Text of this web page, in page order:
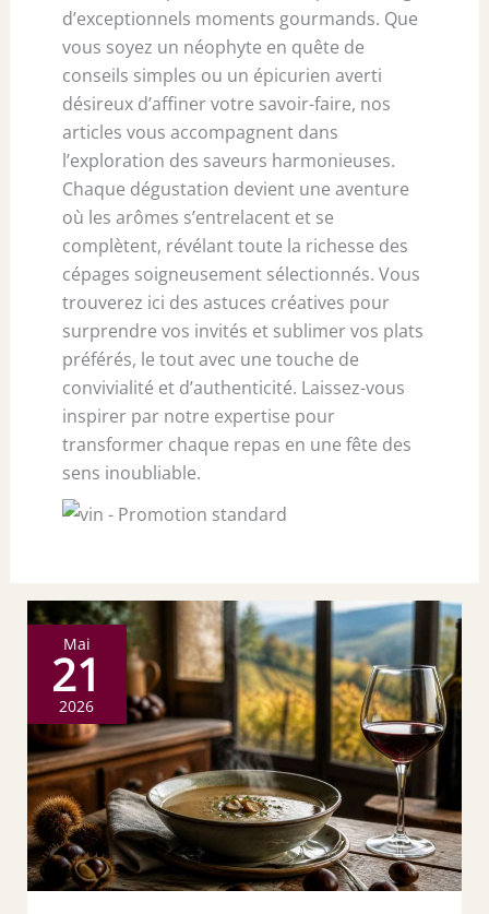
d’exceptionnels moments gourmands. Que
vous soyez un néophyte en quête de
conseils simples ou un épicurien averti
désireux d’affiner votre savoir-faire, nos
articles vous accompagnent dans
l’exploration des saveurs harmonieuses.
Chaque dégustation devient une aventure
où les arômes s’entrelacent et se
complètent, révélant toute la richesse des
cépages soigneusement sélectionnés. Vous
trouverez ici des astuces créatives pour
surprendre vos invités et sublimer vos plats
préférés, le tout avec une touche de
convivialité et d’authenticité. Laissez-vous
inspirer par notre expertise pour
transformer chaque repas en une fête des
sens inoubliable.
Mai
21
2026